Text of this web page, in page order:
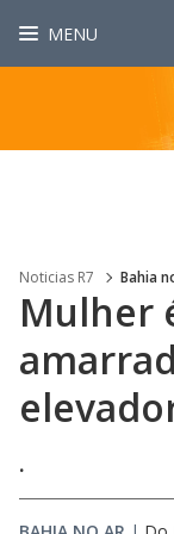
MENU
Noticias R7 Bahia
Mulher
.